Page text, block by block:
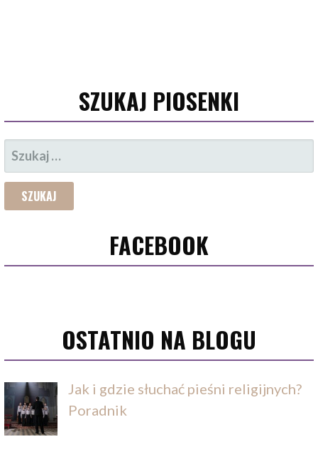
SZUKAJ PIOSENKI
SZUKAJ:
FACEBOOK
OSTATNIO NA BLOGU
Jak i gdzie słuchać pieśni religijnych?
Poradnik